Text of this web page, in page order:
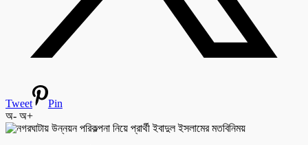
Tweet
Pin
অ- অ+